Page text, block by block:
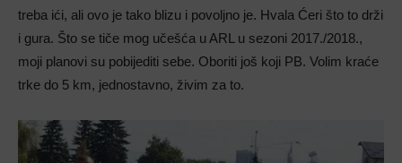
treba ići, ali ovo je tako blizu i povoljno je. Hvala Ćeri što to drži
i gura. Što se tiče mog učešća u ARL u sezoni 2017./2018.,
moji planovi su pobijediti sebe. Oboriti još koji PB. Volim kraće
trke do 5 km, jednostavno, živim za to.